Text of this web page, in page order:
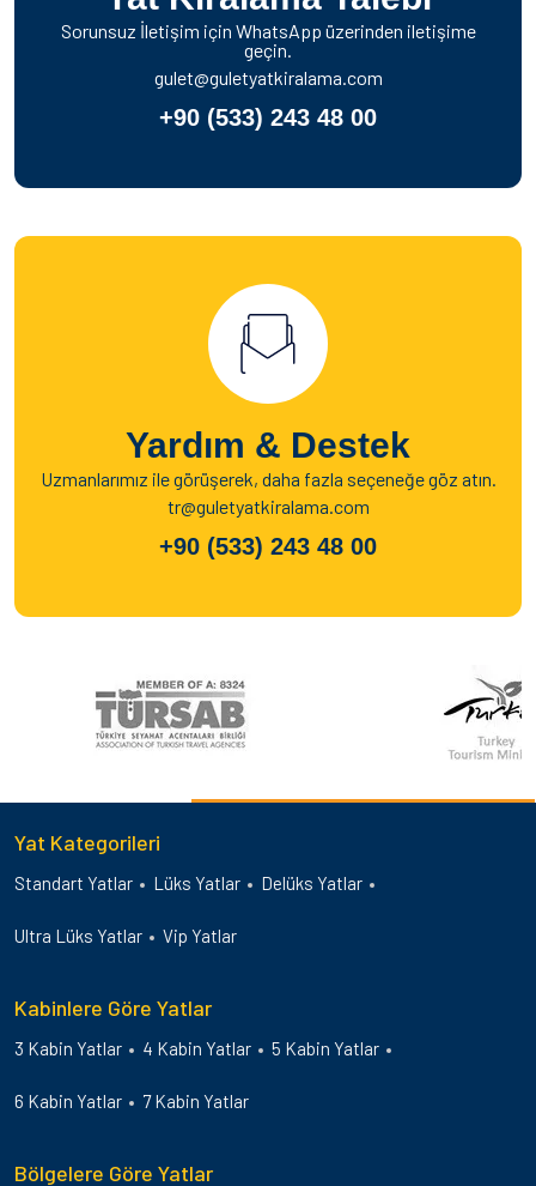
Sorunsuz İletişim için WhatsApp üzerinden iletişime
geçin.
gulet@guletyatkiralama.com
+90 (533) 243 48 00
Yardım & Destek
Uzmanlarımız ile görüşerek, daha fazla seçeneğe göz atın.
tr@guletyatkiralama.com
+90 (533) 243 48 00
Yat Kategorileri
Standart Yatlar Lüks Yatlar Delüks Yatlar
Ultra Lüks Yatlar Vip Yatlar
Kabinlere Göre Yatlar
3 Kabin Yatlar 4 Kabin Yatlar 5 Kabin Yatlar
6 Kabin Yatlar 7 Kabin Yatlar
Bölgelere Göre Yatlar